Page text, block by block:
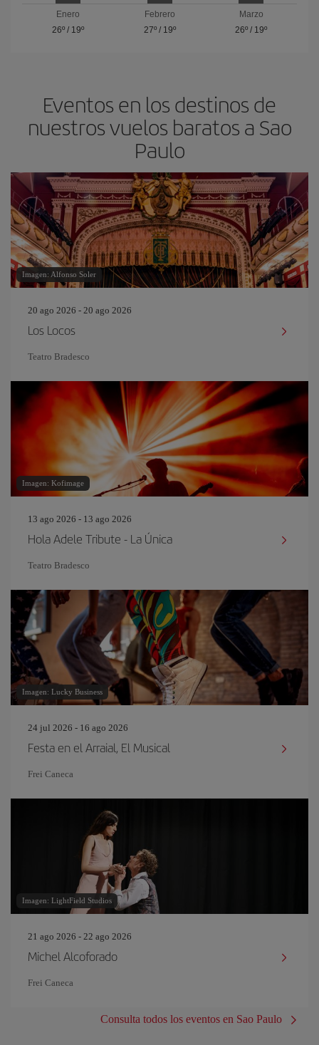
Enero
26º/ 19º
Febrero
27º/ 19º
Marzo
26º / 19º
Eventos en los destinos de
nuestros vuelos baratos a Sao
Paulo
Imagen: Alfonso Soler
20 ago 2026 - 20 ago 2026
Los Locos
Teatro Bradesco
Imagen: Kofimage
13 ago 2026 - 13 ago 2026
Hola Adele Tribute - La Única
Teatro Bradesco
Imagen: Lucky Business
24 jul 2026 - 16 ago 2026
Festa en el Arraial, El Musical
Frei Caneca
Imagen: LightField Studios
21 ago 2026 - 22 ago 2026
Michel Alcoforado
Frei Caneca
Consulta todos los eventos en Sao Paulo